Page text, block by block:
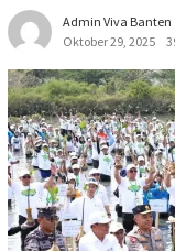
Admin Viva Banten
Oktober 29, 2025